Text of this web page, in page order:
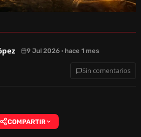
9 Jul 2026 · hace 1 mes
Sin comentarios
COMPARTIR